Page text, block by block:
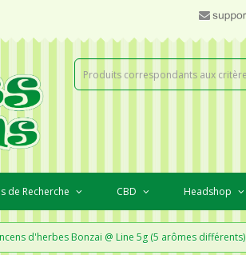
de Recherche CBD Headshop
d'herbes Bonzai @ Line 5g (5 arômes différents)